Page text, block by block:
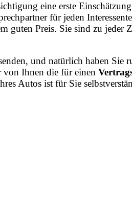
eine erste
für jeden
guten Preis. Sie sind zu jeder
und natürlich haben
von Ihnen die für einen
Autos ist für Sie